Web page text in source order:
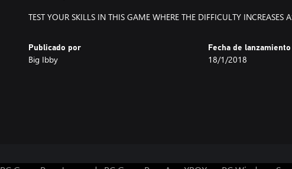
TEST YOUR SKILLS IN THIS GAME WHERE THE DIFFICULTY INCREASES
Publicado por
Big Ibby
Fecha de lanzamiento
18/1/2018